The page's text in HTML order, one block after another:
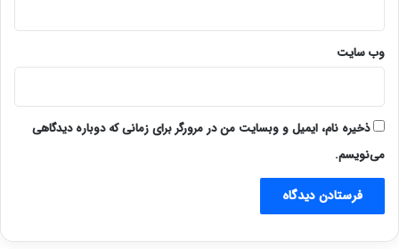
وب‌ سایت
ذخیره نام، ایمیل و وبسایت من در مرورگر برای زمانی که دوباره دیدگاهی
می‌نویسم.